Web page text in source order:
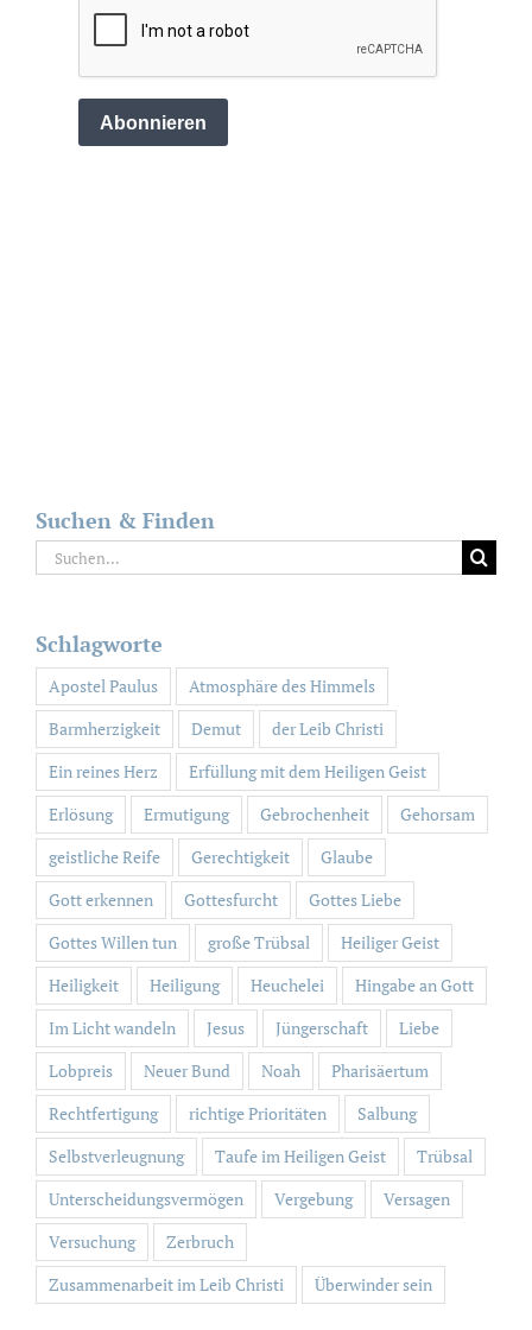
Suchen & Finden
Suche
nach:
Schlagworte
Apostel Paulus
Atmosphäre des Himmels
Barmherzigkeit
Demut
der Leib Christi
Ein reines Herz
Erfüllung mit dem Heiligen Geist
Erlösung
Ermutigung Gebrochenheit
Gehorsam
geistliche Reife
Gerechtigkeit
Glaube
Gott erkennen
Gottesfurcht
Gottes Liebe
Gottes Willen tun
große Trübsal
Heiliger Geist
Heiligkeit
Heiligung Heuchelei
Hingabe an Gott
Im Licht wandeln
Jesus Jüngerschaft
Liebe
Lobpreis
Neuer Bund Noah
Pharisäertum
Rechtfertigung
richtige Prioritäten
Salbung
Selbstverleugnung
Taufe im Heiligen Geist
Trübsal
Unterscheidungsvermögen
Vergebung
Versagen
Versuchung
Zerbruch
Zusammenarbeit im Leib Christi
Überwinder sein